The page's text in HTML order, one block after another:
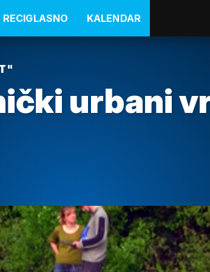
RECIGLASNO KALENDAR
urbani